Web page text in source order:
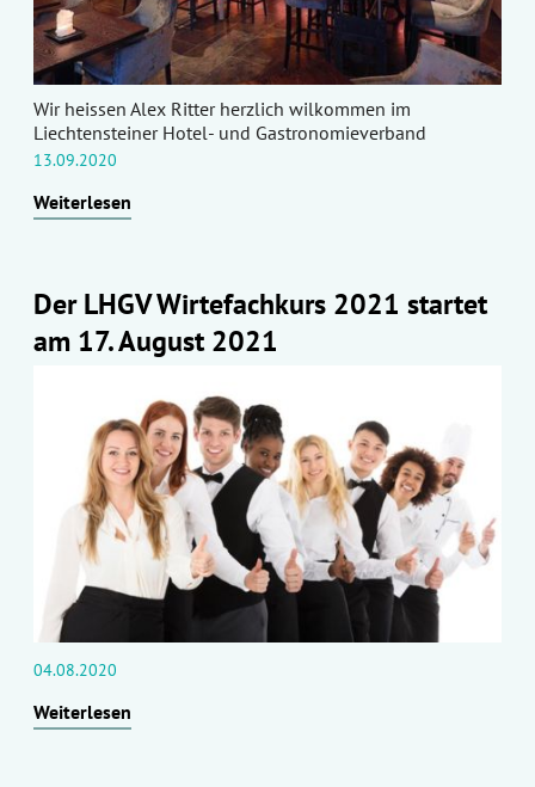
Wir heissen Alex Ritter herzlich wilkommen im
Liechtensteiner Hotel- und Gastronomieverband
13.09.2020
Weiterlesen
Der LHGV Wirtefachkurs 2021 startet
am 17. August 2021
04.08.2020
Weiterlesen